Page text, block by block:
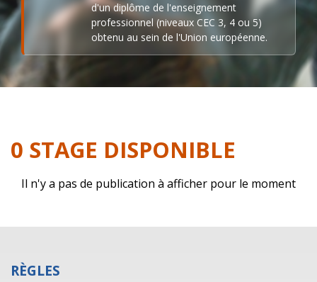
d'un diplôme de l'enseignement
professionnel (niveaux CEC 3, 4 ou 5)
obtenu au sein de l'Union européenne.
0 STAGE DISPONIBLE
Il n'y a pas de publication à afficher pour le moment
RÈGLES